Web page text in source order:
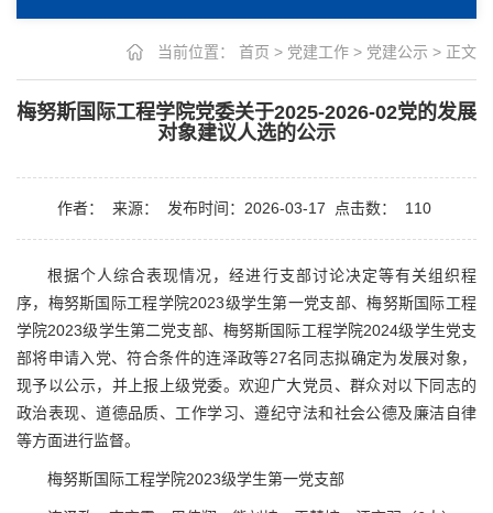
当前位置： 首页 > 党建工作 > 党建公示 > 正文
梅努斯国际工程学院党委关于2025-2026-02党的发展
对象建议人选的公示
作者： 来源： 发布时间：2026-03-17 点击数： 110
根据个人综合表现情况，经进行支部讨论决定等有关组织程
序，梅努斯国际工程学院2023级学生第一党支部、梅努斯国际工程
学院2023级学生第二党支部、梅努斯国际工程学院2024级学生党支
部将申请入党、符合条件的连泽政等27名同志拟确定为发展对象，
现予以公示，并上报上级党委。欢迎广大党员、群众对以下同志的
政治表现、道德品质、工作学习、遵纪守法和社会公德及廉洁自律
等方面进行监督。
梅努斯国际工程学院2023级学生第一党支部